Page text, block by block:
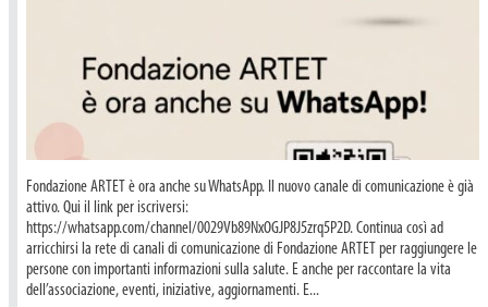
Fondazione ARTET è ora anche su WhatsApp. Il nuovo canale di comunicazione è già
attivo. Qui il link per iscriversi:
https://whatsapp.com/channel/0029Vb89NxOGJP8J5zrq5P2D. Continua così ad
arricchirsi la rete di canali di comunicazione di Fondazione ARTET per raggiungere le
persone con importanti informazioni sulla salute. E anche per raccontare la vita
dell’associazione, eventi, iniziative, aggiornamenti. E...